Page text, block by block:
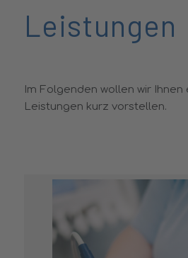
Leistungen
Im Folgenden wollen wir Ihnen
Leistungen kurz vorstellen.